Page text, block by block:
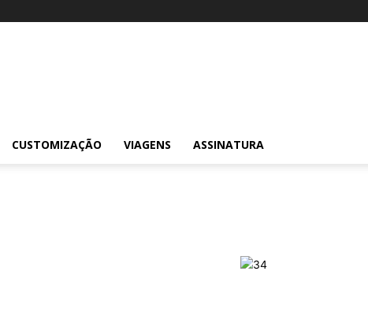
CUSTOMIZAÇÃO VIAGENS ASSINATURA